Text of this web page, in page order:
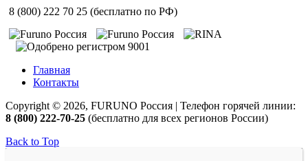
8 (800) 222 70 25 (бесплатно по РФ)
Главная
Контакты
Copyright © 2026, FURUNO Россия | Телефон горячей линии:
8 (800) 222-70-25 (бесплатно для всех регионов России)
Back to Top